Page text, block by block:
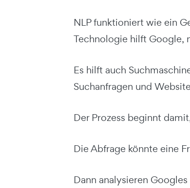
NLP funktioniert wie ein
Technologie hilft Google,
Es hilft auch
Suchanfragen und
Der Prozess beginnt
Die Abfrage könnte eine
Dann analysieren